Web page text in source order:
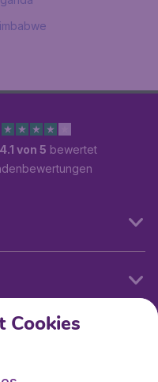
4.1 von 5 bewertet
Cookies